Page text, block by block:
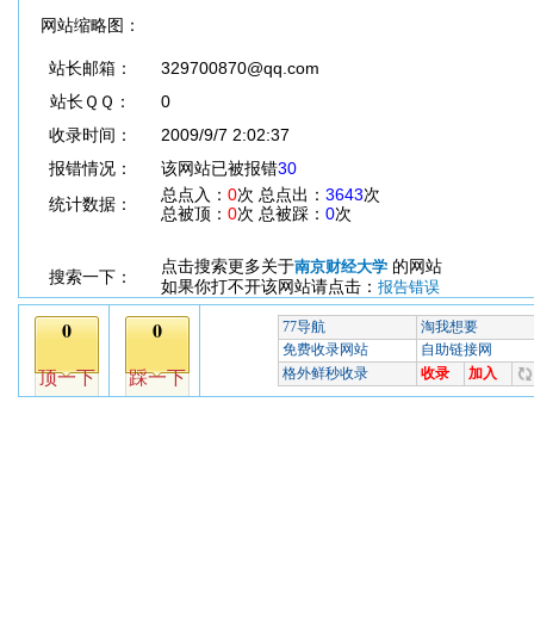
网站缩略图：
站长邮箱：
329700870@qq.com
站长ＱＱ：
0
收录时间：
2009/9/7 2:02:37
报错情况：
该网站已被报错30
统计数据：
总点入： 0次 总点出： 3643次
总被顶： 0次 总被踩： 0次
搜索一下：
点击搜索更多关于南京财经大学 的网站
如果你打不开该网站请点击： 报告错误